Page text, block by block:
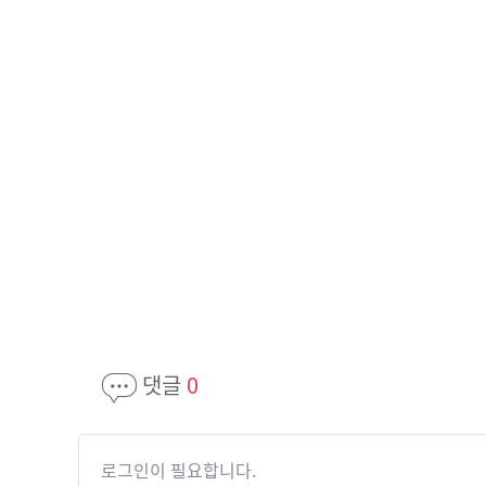
댓글 0
로그인이 필요합니다.